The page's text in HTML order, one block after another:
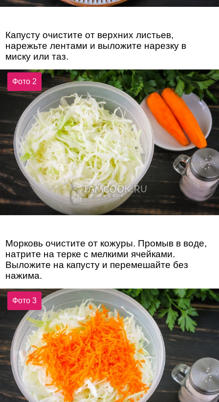
Капусту очистите от верхних листьев,
нарежьте лентами и выложите нарезку в
миску или таз.
Фото 2
Морковь очистите от кожуры. Промыв в воде,
натрите на терке с мелкими ячейками.
Выложите на капусту и перемешайте без
нажима.
Фото 3